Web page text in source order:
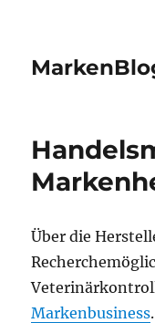
Über die
Markenbusiness.